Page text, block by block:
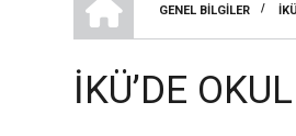
SAYFA
YOLU
GENEL BILGILER
/
İKÜ’DE